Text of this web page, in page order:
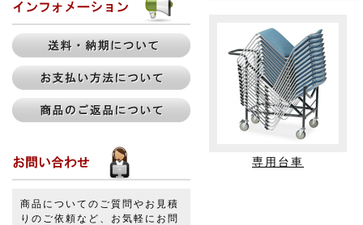
商品についてのご質問やお見積
りのご依頼など、お気軽にお問
専用台車